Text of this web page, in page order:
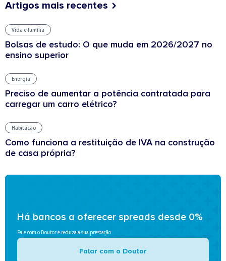
Artigos mais recentes
Vida e família
Bolsas de estudo: O que muda em 2026/2027 no
ensino superior
Energia
Preciso de aumentar a potência contratada para
carregar um carro elétrico?
Habitação
Como funciona a restituição de IVA na construção
de casa própria?
Há bancos a oferecer spreads desde 0%
Fale com o Doutor e reduza a sua prestação
Falar com o Doutor